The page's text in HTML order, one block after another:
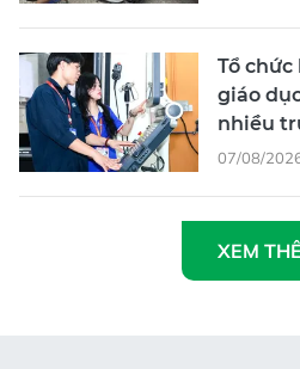
Tổ chức
giáo
nhiều
07/08/
XEM